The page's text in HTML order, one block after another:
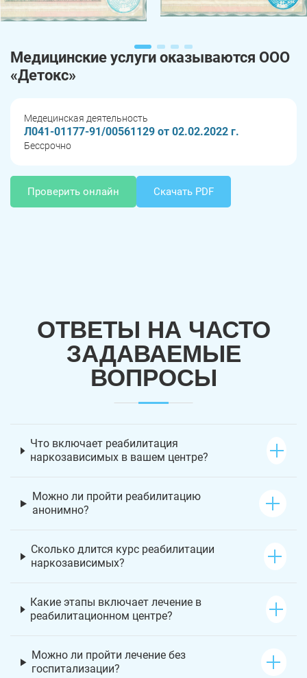
Медицинские услуги оказываются ООО
«Детокс»
Медецинская деятельность
Л041-01177-91/00561129 от 02.02.2022 г.
Бессрочно
Проверить онлайн Скачать PDF
ОТВЕТЫ НА ЧАСТО
ЗАДАВАЕМЫЕ
ВОПРОСЫ
Что включает реабилитация
наркозависимых в вашем центре?
Можно ли пройти реабилитацию
анонимно?
Сколько длится курс реабилитации
наркозависимых?
Какие этапы включает лечение в
реабилитационном центре?
Можно ли пройти лечение без
госпитализации?